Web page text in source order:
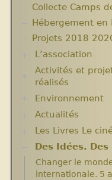
Collecte Camps
Hébergement en
Projets 2018
L’association
Assemblées
Nos partenaires.
Activités et
réalisés
Ecole Massawist.
modernisation.
Archives
Aide en
Années 2010
Projets et
Environnement
Plantes pour Haïti
Solidarité et
Actualités
Chroniques du
Chroniques du
Les micro-crédits
Les Livres Le
Critiques et notes
Des Idées. Des
Changer le
internationale. 5